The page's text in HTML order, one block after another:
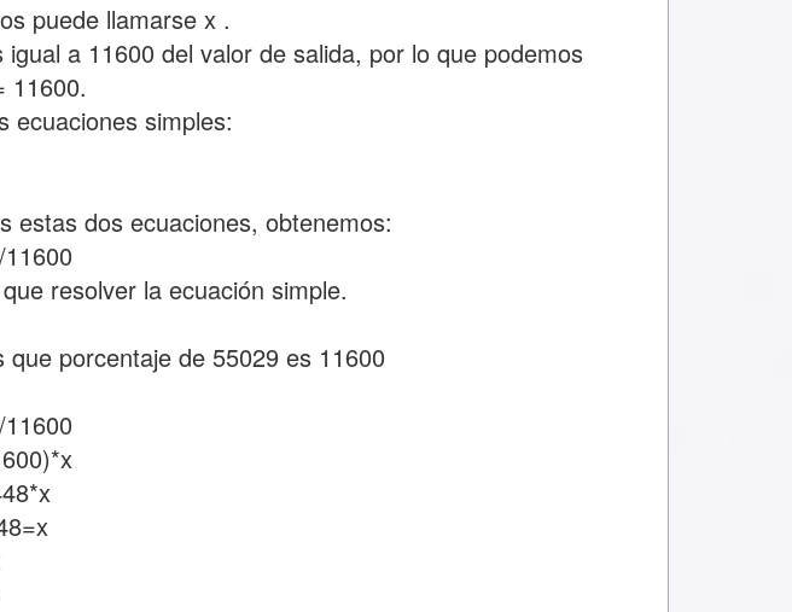
puede llamarse x .
a 11600 del valor de salida, por lo que podemos
11600.
ecuaciones simples:
estas dos ecuaciones, obtenemos:
resolver la ecuación simple.
que porcentaje de 55029 es 11600